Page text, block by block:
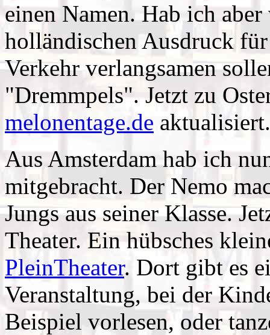
einen Namen. Hab ich
holländischen Ausdruck
Verkehr verlangsamen
"Dremmpels". Jetzt zu
melonentage.de aktualisiert.
Aus Amsterdam hab ich
mitgebracht. Der Nemo
Jungs aus seiner Klasse.
Theater. Ein hübsches
PleinTheater. Dort gibt es
Veranstaltung, bei der
Beispiel vorlesen, oder